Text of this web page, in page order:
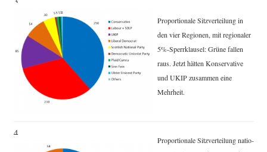
Pro­por­tio­na­le Sitz­ver­tei­lung in
den vier Regio­nen, mit regio­na­ler
5%-Sperrklausel: Grü­ne fal­len
raus. Jetzt hät­ten Kon­ser­va­ti­ve
und UKIP zusam­men eine
Mehrheit.
4.
Pro­por­tio­na­le Sitz­ver­tei­lung natio­